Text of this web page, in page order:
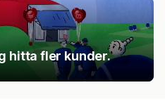
hitta fler kunder.